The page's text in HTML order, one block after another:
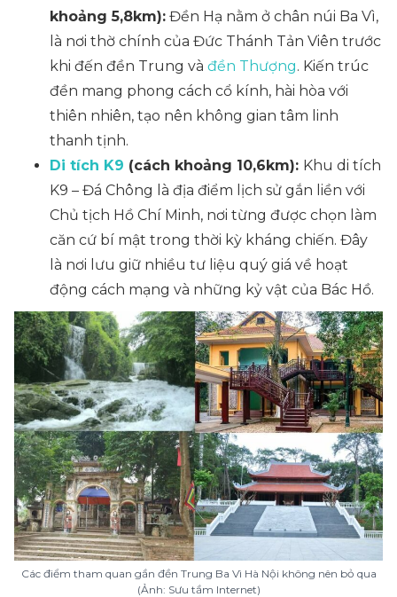
khoảng 5,8km): Đền Hạ nằm ở chân núi Ba Vì,
là nơi thờ chính của Đức Thánh Tản Viên trước
khi đến đền Trung và đền Thượng. Kiến trúc
đền mang phong cách cổ kính, hài hòa với
thiên nhiên, tạo nên không gian tâm linh
thanh tịnh.
Di tích K9 (cách khoảng 10,6km): Khu di tích
K9 – Đá Chông là địa điểm lịch sử gắn liền với
Chủ tịch Hồ Chí Minh, nơi từng được chọn làm
căn cứ bí mật trong thời kỳ kháng chiến. Đây
là nơi lưu giữ nhiều tư liệu quý giá về hoạt
động cách mạng và những kỷ vật của Bác Hồ.
Các điểm tham quan gần đền Trung Ba Vì Hà Nội không nên bỏ qua
(Ảnh: Sưu tầm Internet)